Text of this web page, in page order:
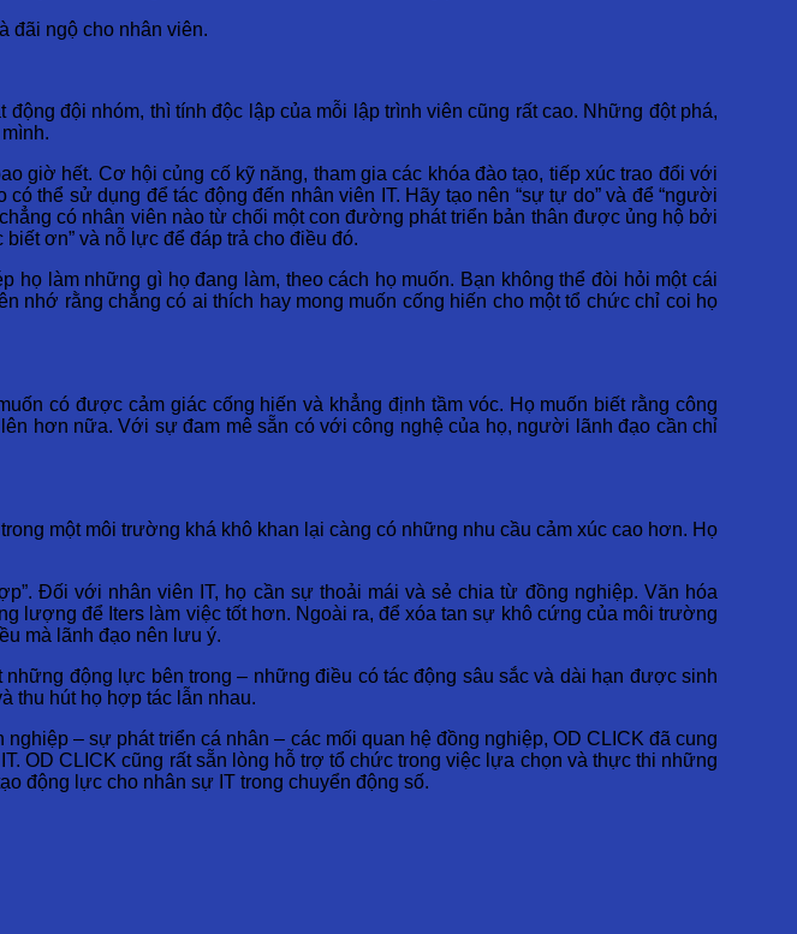
đãi ngộ cho nhân viên.
đội nhóm, thì tính độc lập của mỗi lập trình viên cũng rất cao. Những đột phá,
giờ hết. Cơ hội củng cố kỹ năng, tham gia các khóa đào tạo, tiếp xúc trao đổi với
thể sử dụng để tác động đến nhân viên IT. Hãy tạo nên “sự tự do” và để “người
có nhân viên nào từ chối một con đường phát triển bản thân được ủng hộ bởi
ơn” và nỗ lực để đáp trả cho điều đó.
làm những gì họ đang làm, theo cách họ muốn. Bạn không thể đòi hỏi một cái
nhớ rằng chẳng có ai thích hay mong muốn cống hiến cho một tổ chức chỉ coi họ
có được cảm giác cống hiến và khẳng định tầm vóc. Họ muốn biết rằng công
hơn nữa. Với sự đam mê sẵn có với công nghệ của họ, người lãnh đạo cần chỉ
một môi trường khá khô khan lại càng có những nhu cầu cảm xúc cao hơn. Họ
Đối với nhân viên IT, họ cần sự thoải mái và sẻ chia từ đồng nghiệp. Văn hóa
lượng để Iters làm việc tốt hơn. Ngoài ra, để xóa tan sự khô cứng của môi trường
mà lãnh đạo nên lưu ý.
động lực bên trong – những điều có tác động sâu sắc và dài hạn được sinh
thu hút họ hợp tác lẫn nhau.
– sự phát triển cá nhân – các mối quan hệ đồng nghiệp, OD CLICK đã cung
OD CLICK cũng rất sẵn lòng hỗ trợ tổ chức trong việc lựa chọn và thực thi những
động lực cho nhân sự IT trong chuyển động số.